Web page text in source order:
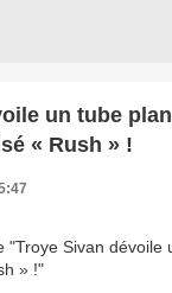
un tube
« Rush » !